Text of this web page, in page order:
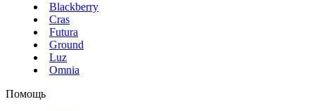
Blackberry
Cras
Futura
Ground
Luz
Omnia
Помощь